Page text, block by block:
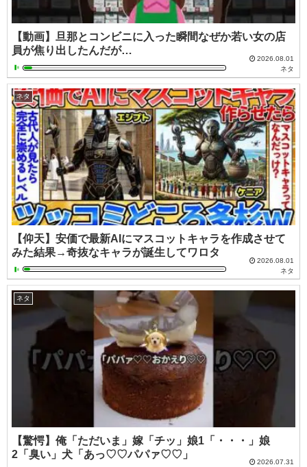
【動画】旦那とコンビニに入った瞬間なぜか若い女の店
員が焦り出したんだが…
2026.08.01
ネタ
ネタ
【仰天】安価で最新AIにマスコットキャラを作成させて
みた結果→奇抜なキャラが誕生してワロタ
2026.08.01
ネタ
ネタ
【驚愕】俺「ただいま」嫁「チッ」娘1「・・・」娘
2「臭い」犬「あっ♡♡パパァ♡♡」
2026.07.31